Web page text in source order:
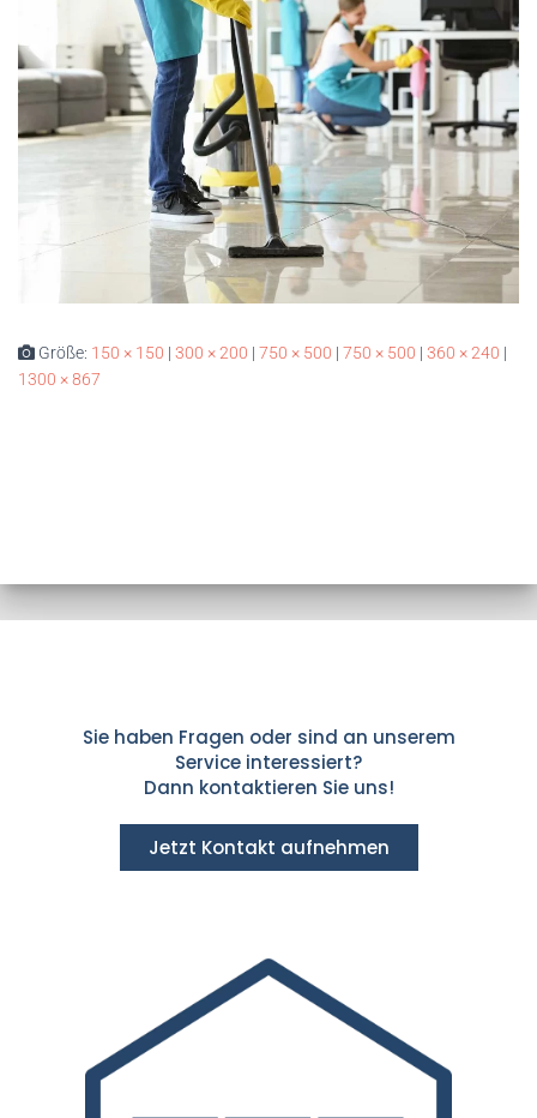
Größe: 150 × 150 | 300 × 200 | 750 × 500 | 750 × 500 | 360 × 240 |
1300 × 867
Sie haben Fragen oder sind an unserem
Service interessiert?
Dann kontaktieren Sie uns!
Jetzt Kontakt aufnehmen